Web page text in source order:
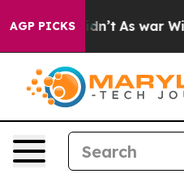
AGP PICKS
it Didn’t As war With